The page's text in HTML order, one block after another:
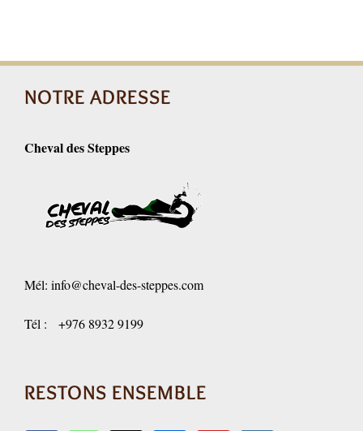
NOTRE ADRESSE
Cheval des Steppes
Mél: info@cheval-des-steppes.com
Tél : +976 8932 9199
RESTONS ENSEMBLE